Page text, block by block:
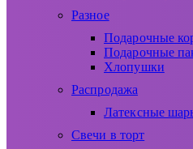
Разное
Подарочные
Подарочные
Хлопушки
Распродажа
Латексные
Свечи в торт